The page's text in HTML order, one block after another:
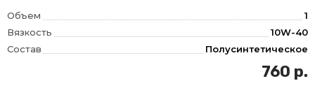
Объем
1
Вязкость
10W-40
Состав
Полусинтетическое
CF, SN
760 р.